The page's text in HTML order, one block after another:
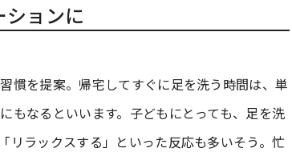
ョンに
慣を提案。帰宅してすぐに足を洗う時間は、単
もなるといいます。子どもにとっても、足を洗
リラックスする」といった反応も多いそう。忙